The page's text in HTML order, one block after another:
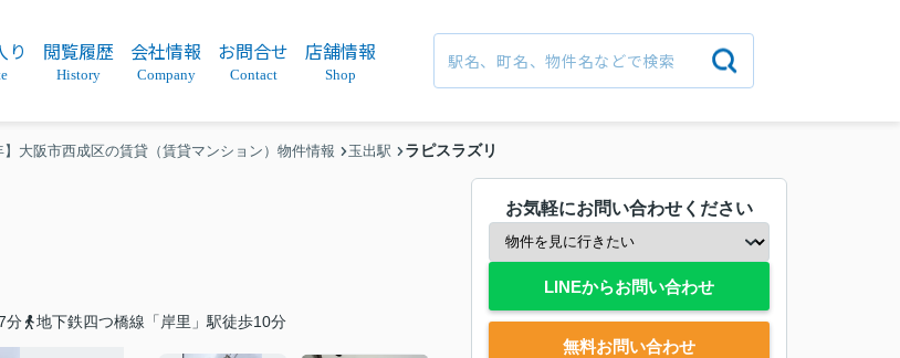
り 閲覧履歴
History
会社情報
Company
お問合せ
Contact
店舗情報
Shop
】大阪市西成区の賃貸（賃貸マンション）物件情報 玉出駅 ラピスラズリ
分 地下鉄四つ橋線「岸里」駅徒歩10分
お気軽にお問い合わせください
LINEからお問い合わせ
無料お問い合わせ